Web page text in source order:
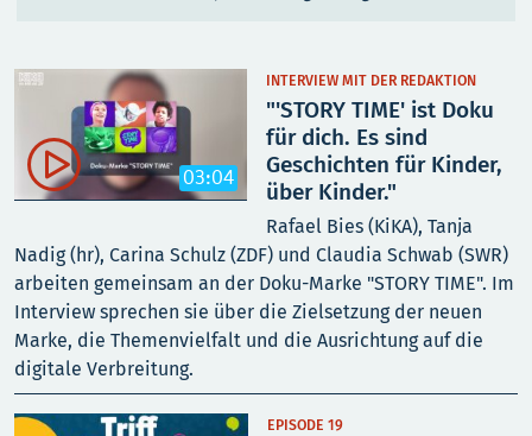
 03:04
INTERVIEW MIT DER REDAKTION
"'STORY TIME' ist Doku
für dich. Es sind
Geschichten für Kinder,
über Kinder."
Rafael Bies (KiKA), Tanja
Nadig (hr), Carina Schulz (ZDF) und Claudia Schwab (SWR)
arbeiten gemeinsam an der Doku-Marke "STORY TIME". Im
Interview sprechen sie über die Zielsetzung der neuen
Marke, die Themenvielfalt und die Ausrichtung auf die
digitale Verbreitung.
EPISODE 19